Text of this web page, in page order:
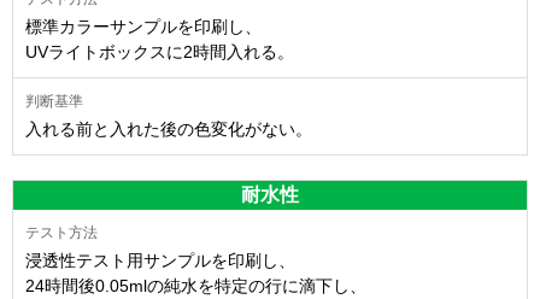
標準カラーサンプルを印刷し、
UVライトボックスに2時間入れる。
入れる前と入れた後の色変化がない。
耐水性
浸透性テスト用サンプルを印刷し、
24時間後0.05mlの純水を特定の行に滴下し、